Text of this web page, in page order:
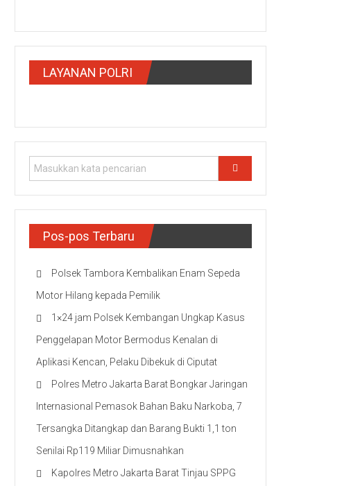
LAYANAN POLRI
Pos-pos Terbaru
Polsek Tambora Kembalikan Enam Sepeda
Motor Hilang kepada Pemilik
1×24 jam Polsek Kembangan Ungkap Kasus
Penggelapan Motor Bermodus Kenalan di
Aplikasi Kencan, Pelaku Dibekuk di Ciputat
Polres Metro Jakarta Barat Bongkar Jaringan
Internasional Pemasok Bahan Baku Narkoba, 7
Tersangka Ditangkap dan Barang Bukti 1,1 ton
Senilai Rp119 Miliar Dimusnahkan
Kapolres Metro Jakarta Barat Tinjau SPPG